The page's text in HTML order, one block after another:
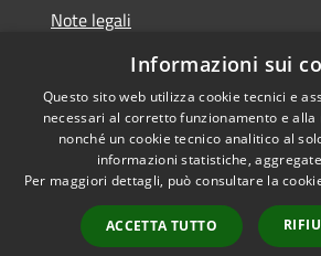
Note legali
Dichiarazione di accessibilità
Accessibilità
Informazioni sui
Questo sito web utilizza cookie tecnici e
necessari al corretto funzionamento e alla
nonché un cookie tecnico analitico al
informazioni statistiche,
Per maggiori dettagli, può consultare la
ACCETTA TUTTO